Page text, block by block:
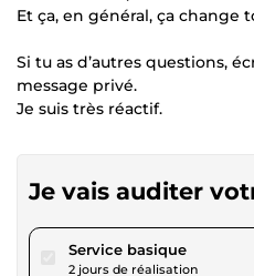
Et ça, en général, ça change
Si tu as d’autres questions,
message privé.
Je suis très réactif.
Je vais auditer
Service basiquepour
2 jours de réalisation